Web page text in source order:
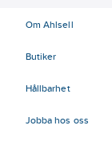
Om Ahlsell
Butiker
Hållbarhet
Jobba hos oss